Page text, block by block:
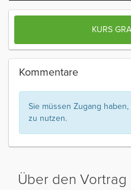
KURS
Kommentare
Sie müssen Zugang
zu nutzen.
Über den Vortrag